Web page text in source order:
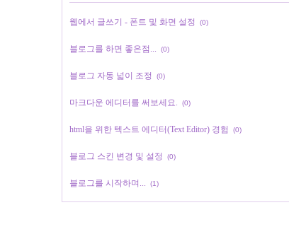
웹에서 글쓰기 - 폰트 및 화면 설정 (0)
블로그를 하면 좋은점... (0)
블로그 자동 넓이 조정 (0)
마크다운 에디터를 써보세요. (0)
html을 위한 텍스트 에디터(Text Editor) 경험 (0)
블로그 스킨 변경 및 설정 (0)
블로그를 시작하며... (1)